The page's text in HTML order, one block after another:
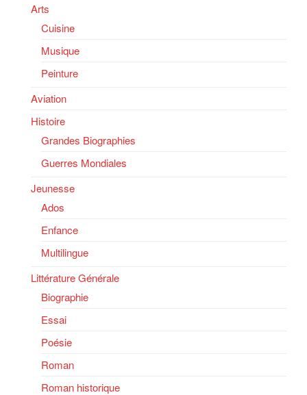
Arts
Cuisine
Musique
Peinture
Aviation
Histoire
Grandes Biographies
Guerres Mondiales
Jeunesse
Ados
Enfance
Multilingue
Littérature Générale
Biographie
Essai
Poésie
Roman
Roman historique